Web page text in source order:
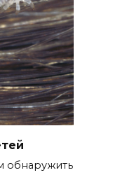
обнаружить